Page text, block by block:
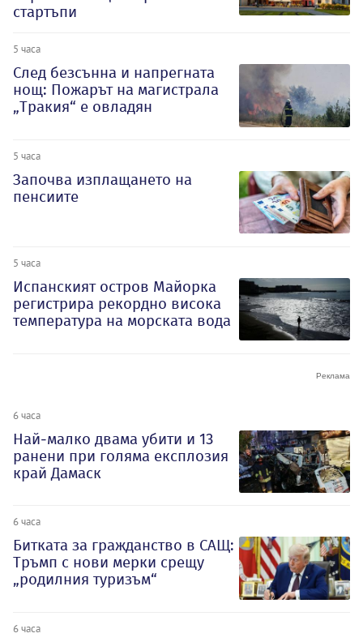
стартъпи
5 часа
След безсънна и напрегната
нощ: Пожарът на магистрала
„Тракия“ е овладян
5 часа
Започва изплащането на
пенсиите
5 часа
Испанският остров Майорка
регистрира рекордно висока
температура на морската вода
6 часа
Най-малко двама убити и 13
ранени при голяма експлозия
край Дамаск
6 часа
Битката за гражданство в САЩ:
Тръмп с нови мерки срещу
„родилния туризъм“
6 часа